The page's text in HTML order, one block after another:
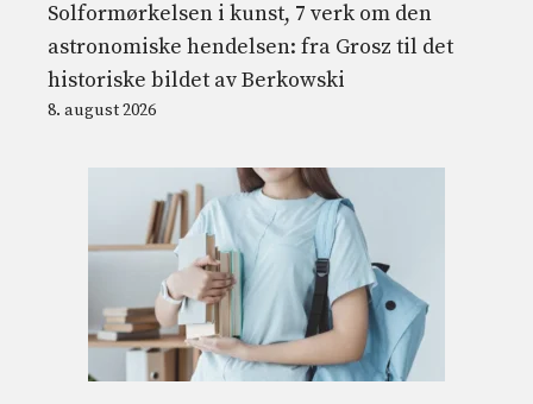
Solformørkelsen i kunst, 7 verk om den
astronomiske hendelsen: fra Grosz til det
historiske bildet av Berkowski
8. august 2026